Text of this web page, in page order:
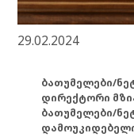
29.02.2024
ბათუმელები/
დირექტორი
ბათუმელები/